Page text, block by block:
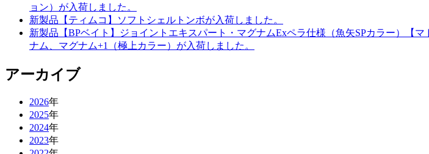
ョン）が入荷しました。
新製品【ティムコ】ソフトシェルトンボが入荷しました。
新製品【BPベイト】ジョイントエキスパート・マグナムExペラ仕様（魚矢SPカラー）【
ナム、マグナム+1（極上カラー）が入荷しました。
アーカイブ
2026年
2025年
2024年
2023年